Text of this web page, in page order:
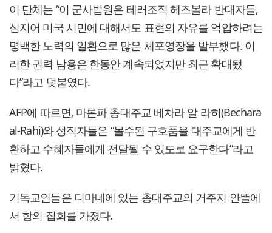
이 단체는 “이 군사법원은 테러조직 헤즈볼라 반대자들,
심지어 미국 시민에 대해서도 표현의 자유를 억압하려는
명백한 노력의 일환으로 많은 체포영장을 발부했다. 이
러한 권력 남용은 한동안 계속되었지만 최근 확대됐
다”라고 덧붙였다.
AFP에 따르면, 마론파 총대주교 베차라 알 라히(Bechara
al-Rahi)와 성직자들은 “몰수된 구호품을 대주교에게 반
환하고 수혜자들에게 전달될 수 있도로 요구한다”라고
밝혔다.
기독교인들은 디마네에 있는 총대주교의 거주지 안뜰에
서 항의 집회를 가졌다.